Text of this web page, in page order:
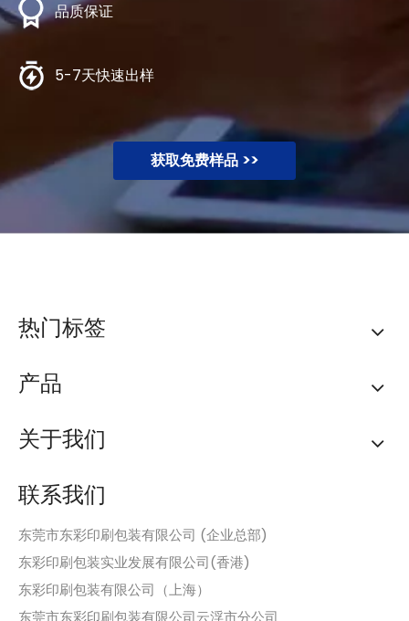
品质保证
5-7天快速出样
获取免费样品 >>
热门标签
产品
关于我们
联系我们
东莞市东彩印刷包装有限公司 (企业总部)
东彩印刷包装实业发展有限公司(香港)
东彩印刷包装有限公司（上海）
东莞市东彩印刷包装有限公司云浮市分公司